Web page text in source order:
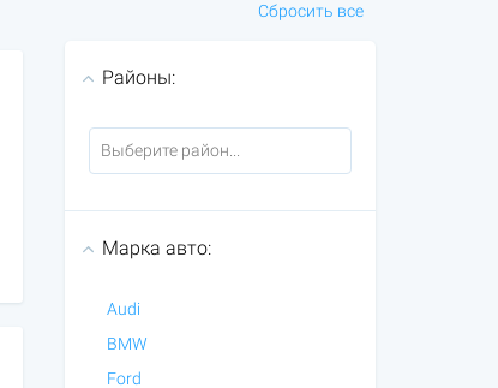
Сбросить все
Районы:
Марка авто:
Audi
BMW
Ford